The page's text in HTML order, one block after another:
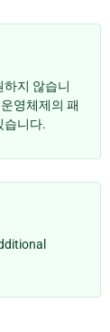
하지 않습니
영체제의 패
습니다.